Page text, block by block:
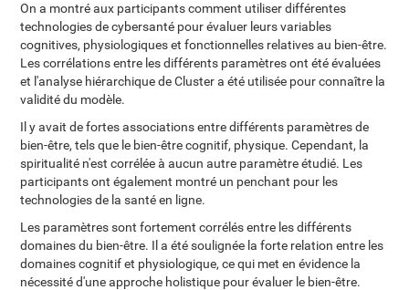
On a montré aux participants comment utiliser différentes
technologies de cybersanté pour évaluer leurs variables
cognitives, physiologiques et fonctionnelles relatives au bien-être.
Les corrélations entre les différents paramètres ont été évaluées
et l'analyse hiérarchique de Cluster a été utilisée pour connaître la
validité du modèle.
Il y avait de fortes associations entre différents paramètres de
bien-être, tels que le bien-être cognitif, physique. Cependant, la
spiritualité n'est corrélée à aucun autre paramètre étudié. Les
participants ont également montré un penchant pour les
technologies de la santé en ligne.
Les paramètres sont fortement corrélés entre les différents
domaines du bien-être. Il a été soulignée la forte relation entre les
domaines cognitif et physiologique, ce qui met en évidence la
nécessité d'une approche holistique pour évaluer le bien-être.